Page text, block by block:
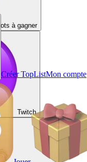
Lots à gagner
Twitch
Créer TopListMon compte